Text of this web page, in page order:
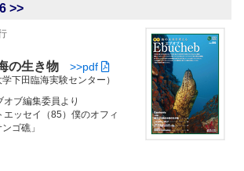
>>
の生き物 >>pdf
下田臨海実験センター）
ブ編集委員より
ッセイ（85）僕のオフィ
ゴ礁」